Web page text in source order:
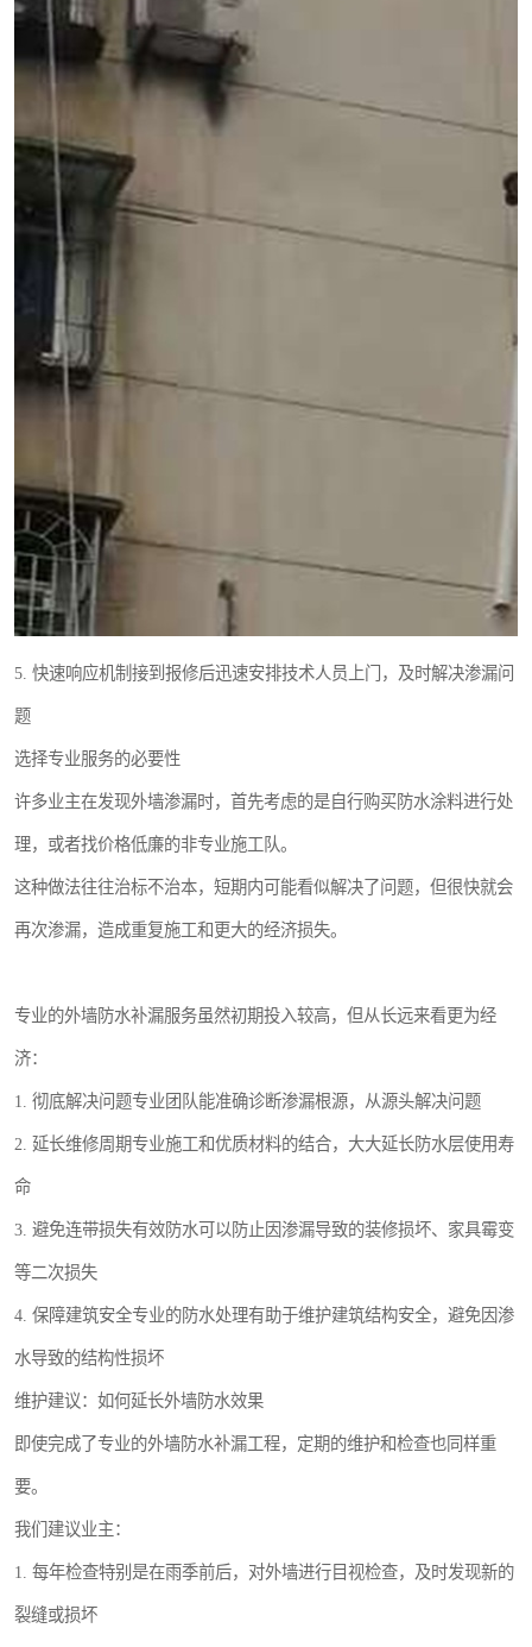
5. 快速响应机制接到报修后迅速安排技术人员上门，及时解决渗漏问
题
选择专业服务的必要性
许多业主在发现外墙渗漏时，首先考虑的是自行购买防水涂料进行处
理，或者找价格低廉的非专业施工队。
这种做法往往治标不治本，短期内可能看似解决了问题，但很快就会
再次渗漏，造成重复施工和更大的经济损失。
专业的外墙防水补漏服务虽然初期投入较高，但从长远来看更为经
济：
1. 彻底解决问题专业团队能准确诊断渗漏根源，从源头解决问题
2. 延长维修周期专业施工和优质材料的结合，大大延长防水层使用寿
命
3. 避免连带损失有效防水可以防止因渗漏导致的装修损坏、家具霉变
等二次损失
4. 保障建筑安全专业的防水处理有助于维护建筑结构安全，避免因渗
水导致的结构性损坏
维护建议：如何延长外墙防水效果
即使完成了专业的外墙防水补漏工程，定期的维护和检查也同样重
要。
我们建议业主：
1. 每年检查特别是在雨季前后，对外墙进行目视检查，及时发现新的
裂缝或损坏